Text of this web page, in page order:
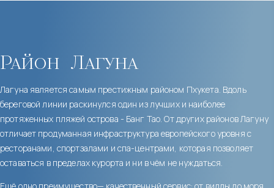
Район Лагуна
Лагуна является самым престижным районом Пхукета. Вдоль
береговой линии раскинулся один из лучших и наиболее
протяженных пляжей острова - Банг Тао. От других районов Лагуну
отличает продуманная инфраструктура европейского уровня с
ресторанами, спортзалами и спа-центрами, которая позволяет
оставаться в пределах курорта и ни в чём не нуждаться.